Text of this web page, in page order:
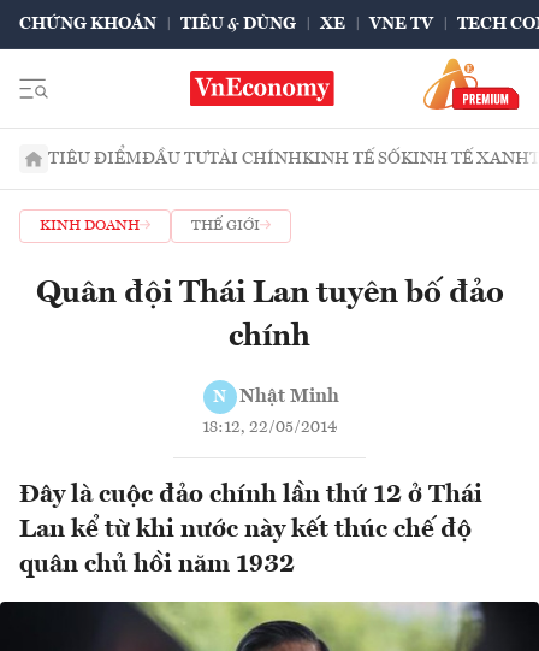
CHỨNG KHOÁN TIÊU & DÙNG XE VNE TV TECH
TIÊU ĐIỂMĐẦU TƯTÀI CHÍNHKINH TẾ SỐKINH TẾ XANH
KINH DOANH THẾ GIỚI
Quân đội Thái Lan tuyên bố đảo
chính
N Nhật Minh
18:12, 22/05/2014
Đây là cuộc đảo chính lần thứ 12 ở Thái
Lan kể từ khi nước này kết thúc chế độ
quân chủ hồi năm 1932